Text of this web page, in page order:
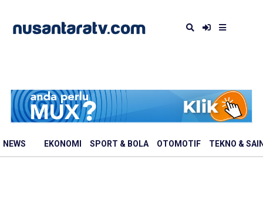
NEWS EKONOMI SPORT & BOLA OTOMOTIF TEKNO &